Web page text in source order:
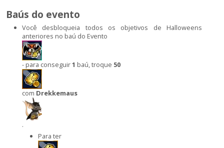
Baús do evento
Você desbloqueia todos os objetivos de Halloweens
anteriores no baú do Evento
- para conseguir1 baú, troque 50
com Drekkemaus
.
Para ter